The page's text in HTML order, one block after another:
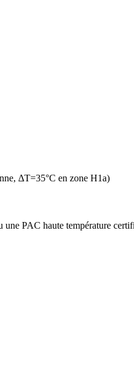
ΔT=35°C en zone H1a)
PAC haute température